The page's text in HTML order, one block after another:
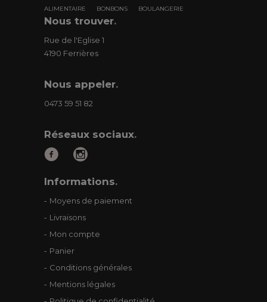
ALIMENTAIRE
BONBONS BOULANGERIE
Nous trouver.
Rue de l'Eglise 1
4190 Ferrières
Nous appeler.
0473 59 51 82
Réseaux sociaux.
Informations.
Moyens de paiement
Livraisons
Mon compte
Panier
Conditions générales
Mentions légales